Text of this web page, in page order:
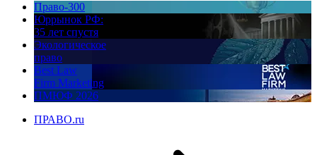
Право-300
Юррынок РФ:
35 лет спустя
Экологическое
право
Best Law
Firm Marketing
ПМЮФ 2026
ПРАВО.ru